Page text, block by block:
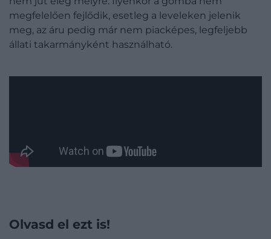
megfelelően fejlődik, esetleg a leveleken jelenik
meg, az áru pedig már nem piacképes, legfeljebb
állati takarmányként használható.
Olvasd el ezt is!